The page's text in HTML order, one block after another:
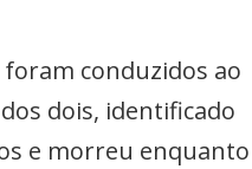
conduzidos ao
dois, identificado
e morreu enquanto